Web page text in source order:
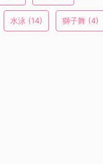
水泳 (14) 獅子舞 (4)